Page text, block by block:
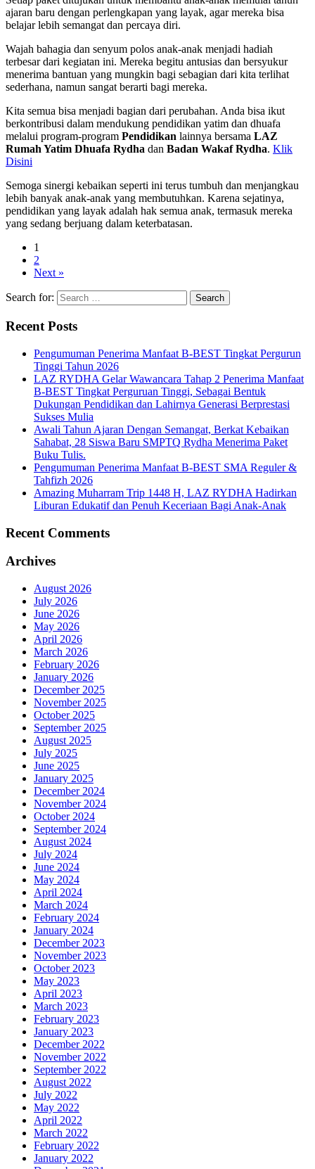
ajaran baru dengan perlengkapan yang layak, agar mereka bisa
belajar lebih semangat dan percaya diri.
Wajah bahagia dan senyum polos anak-anak menjadi hadiah
terbesar dari kegiatan ini. Mereka begitu antusias dan bersyukur
menerima bantuan yang mungkin bagi sebagian dari kita terlihat
sederhana, namun sangat berarti bagi mereka.
Kita semua bisa menjadi bagian dari perubahan. Anda bisa ikut
berkontribusi dalam mendukung pendidikan yatim dan dhuafa
melalui program-program Pendidikan lainnya bersama LAZ
Rumah Yatim Dhuafa Rydha dan Badan Wakaf Rydha. Klik
Disini
Semoga sinergi kebaikan seperti ini terus tumbuh dan menjangkau
lebih banyak anak-anak yang membutuhkan. Karena sejatinya,
pendidikan yang layak adalah hak semua anak, termasuk mereka
yang sedang berjuang dalam keterbatasan.
1
2
Next »
Search for:
Recent Posts
Pengumuman Penerima Manfaat B-BEST Tingkat Pergurun
Tinggi Tahun 2026
LAZ RYDHA Gelar Wawancara Tahap 2 Penerima Manfaat
B-BEST Tingkat Perguruan Tinggi, Sebagai Bentuk
Dukungan Pendidikan dan Lahirnya Generasi Berprestasi
Sukses Mulia
Awali Tahun Ajaran Dengan Semangat, Berkat Kebaikan
Sahabat, 28 Siswa Baru SMPTQ Rydha Menerima Paket
Buku Tulis.
Pengumuman Penerima Manfaat B-BEST SMA Reguler &
Tahfizh 2026
Amazing Muharram Trip 1448 H, LAZ RYDHA Hadirkan
Liburan Edukatif dan Penuh Keceriaan Bagi Anak-Anak
Recent Comments
Archives
August 2026
July 2026
June 2026
May 2026
April 2026
March 2026
February 2026
January 2026
December 2025
November 2025
October 2025
September 2025
August 2025
July 2025
June 2025
January 2025
December 2024
November 2024
October 2024
September 2024
August 2024
July 2024
June 2024
May 2024
April 2024
March 2024
February 2024
January 2024
December 2023
November 2023
October 2023
May 2023
April 2023
March 2023
February 2023
January 2023
December 2022
November 2022
September 2022
August 2022
July 2022
May 2022
April 2022
March 2022
February 2022
January 2022